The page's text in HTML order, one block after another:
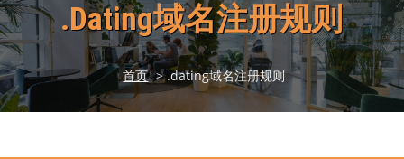
.dating域名注册规则
首页 > .dating域名注册规则